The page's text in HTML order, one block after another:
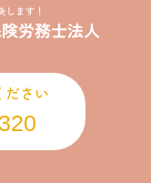
ださい